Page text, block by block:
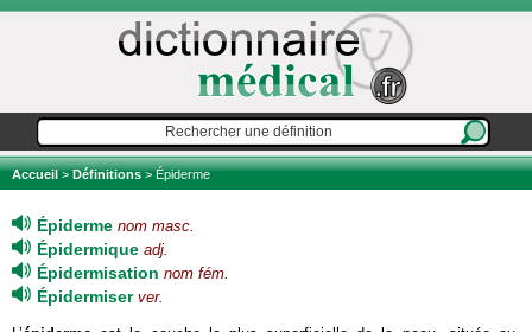
Accueil>Définitions> Épiderme
Épiderme nom masc.
Épidermique adj.
Épidermisation nom fém.
Épidermiser ver.